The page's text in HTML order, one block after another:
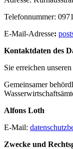
Telefonnummer:
E-Mail-Adresse:
Kontaktdaten des
Sie erreichen
Gemeinsamer
Alfons Loth
E-Mail:
Zwecke und